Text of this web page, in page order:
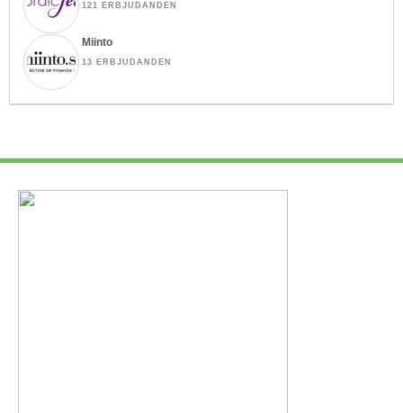
121 ERBJUDANDEN
Miinto
13 ERBJUDANDEN